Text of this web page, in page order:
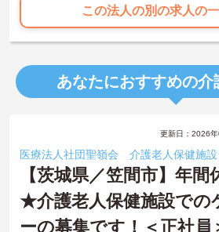
この法人の別の求人の
あなたにおすすめの介
更新日：2026
医療法人社団聖嶺会 介護老人保健施設
【茨城県／笠間市】年間
★介護老人保健施設での
ーの募集です！＜正社員